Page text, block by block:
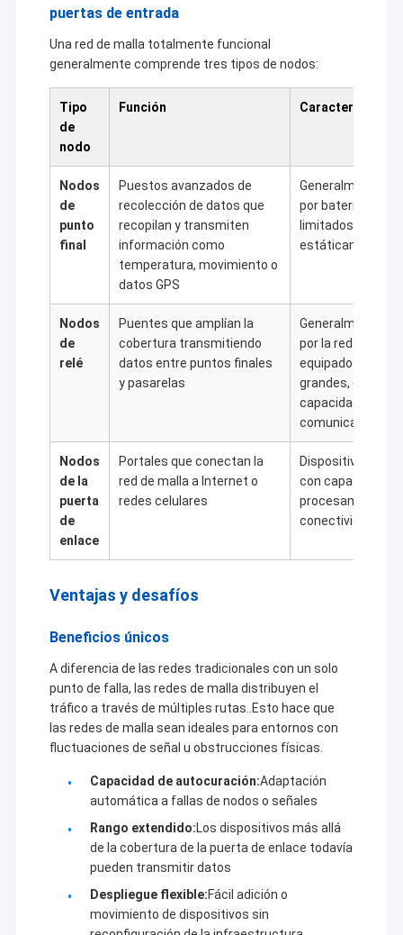
Productos
Sobre nosotros
Recorrido por la fábrica
Control de calidad
El blog
Radio de la red de malla
Enlace de datos/Video HD/Redes inalámbricas industriales
Transmisión de datos inalámbrica
Las demás
puertas de entrada
Una red de malla totalmente funcional
generalmente comprende tres tipos de nodos:
Tipo
de
nodo
Función Características
Nodos
de
punto
final
Puestos avanzados de
recolección de datos que
recopilan y transmiten
información como
temperatura, movimiento o
datos GPS
Generalmente
por batería, con
limitados y
estáticamente
Nodos
de
relé
Puentes que amplían la
cobertura transmitiendo
datos entre puntos finales
y pasarelas
Generalmente
por la red
equipados con
grandes, con
capacidad de
comunicación
Nodos
de la
puerta
de
enlace
Portales que conectan la
red de malla a Internet o
redes celulares
Dispositivos de
con capacidades
procesamiento
conectividad en
Ventajas y desafíos
Beneficios únicos
A diferencia de las redes tradicionales con un solo
punto de falla, las redes de malla distribuyen el
tráfico a través de múltiples rutas..Esto hace que
las redes de malla sean ideales para entornos con
fluctuaciones de señal u obstrucciones físicas.
Capacidad de autocuración:Adaptación
automática a fallas de nodos o señales
Rango extendido:Los dispositivos más allá
de la cobertura de la puerta de enlace todavía
pueden transmitir datos
Despliegue flexible:Fácil adición o
movimiento de dispositivos sin
dedicado a servicios de transmisión de datos
inalámbricos desde 1996, como el desarrollo de
productos, aplicaciones e ingeniería de redes.
En la última década, sobre la base de la absorción de
tecnología líder en la industria mundial en equipos de
las características aplicadas en diferentes campos y
institutos de investigación nacionales famososEn la
actualidad, Sinosun desarrolla y produce la radio de
datos digital más avanzada, radio de datos
inteligente, módulo de datos digital, radio de salto de
frecuencia de alta velocidad, Ethernet inalámbrico
industrial,radio/módulo de vídeo HD de red, red de
malla de autoorganización AD-HOC/MESH, enlace de
datos inalámbricos GNSS/RTK, entrada/salida remota
inalámbrica industrial, transmisor de datos y voz
móvil portátil, amplificador de potencia de RF
bidireccional,codificador-descodificador de voz,
conexión compleja de puertos multiserie, módulo de
codificación de direcciones punto a punto y otros
productos de serie que se utilizan ampliamente en
petróleo/gas, agua/electricidad,Red de
energía/calentamiento/gas de